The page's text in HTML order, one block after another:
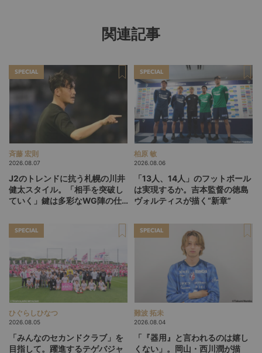
関連記事
SPECIAL
斉藤 宏則
2026.08.07
J2のトレンドに抗う札幌の川井
健太スタイル。「相手を突破し
ていく」鍵は多彩なWG陣の仕
SPECIAL
柏原 敏
2026.08.06
「13人、14人」のフットボール
は実現するか。吉本監督の徳島
ヴォルティスが描く“新章”
SPECIAL
ひぐらしひなつ
2026.08.05
「みんなのセカンドクラブ」を
目指して。躍進するテゲバジャ
SPECIAL
難波 拓未
2026.08.04
「『器用』と言われるのは嬉し
くない」。岡山・西川潤が描